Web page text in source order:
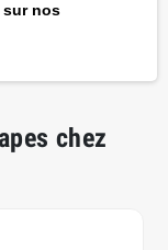
sur nos
chez